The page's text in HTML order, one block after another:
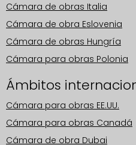
Cámara de obras Italia
Cámara de obra Eslovenia
Cámara de obras Hungría
Cámara para obras Polonia
Ámbitos
Cámara para obras EE.UU.
Cámara para obras Canadá
Cámara de obra Dubai